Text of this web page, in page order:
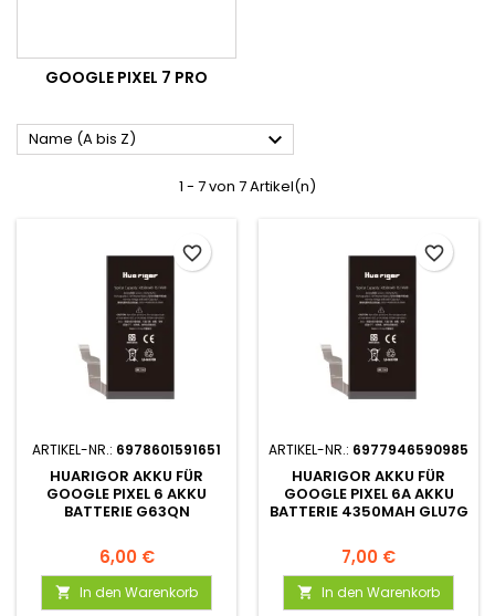
GOOGLE PIXEL 7 PRO
Name (A bis Z) 
1 - 7 von 7 Artikel(n)
ARTIKEL-NR.: 6978601591651
HUARIGOR AKKU FÜR
GOOGLE PIXEL 6 AKKU
BATTERIE G63QN
6,00 €
 In den Warenkorb
favorite_border
ARTIKEL-NR.: 6977946590985
HUARIGOR AKKU FÜR
GOOGLE PIXEL 6A AKKU
BATTERIE 4350MAH GLU7G
7,00 €
 In den Warenkorb
favorite_border